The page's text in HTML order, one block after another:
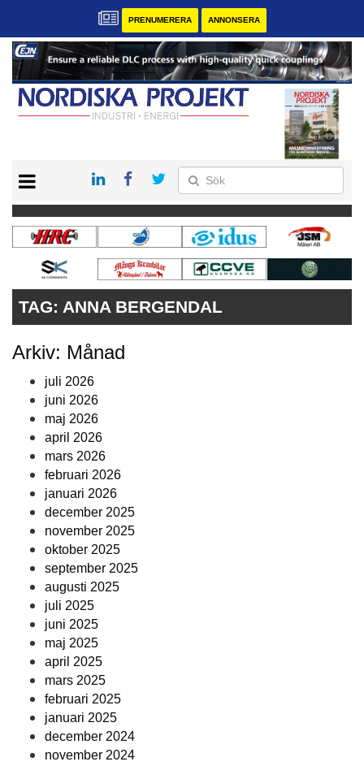
PRENUMERERA ANNONSERA
KONTAKT
VÅRA ANDRA MAGASIN
PRENUMERERA
ANNONSERA
TAG: ANNA BERGENDAL
Arkiv: Månad
juli 2026
juni 2026
maj 2026
april 2026
mars 2026
februari 2026
januari 2026
december 2025
november 2025
oktober 2025
september 2025
augusti 2025
juli 2025
juni 2025
maj 2025
april 2025
mars 2025
februari 2025
januari 2025
december 2024
november 2024